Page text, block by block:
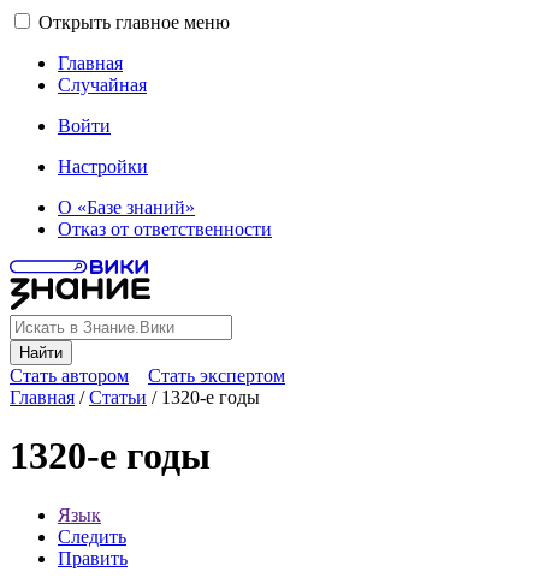
Открыть главное меню
Главная
Случайная
Войти
Настройки
О «Базе знаний»
Отказ от ответственности
Найти
Стать автором
Стать экспертом
Главная /Статьи / 1320-е годы
1320-е годы
Язык
Следить
Править